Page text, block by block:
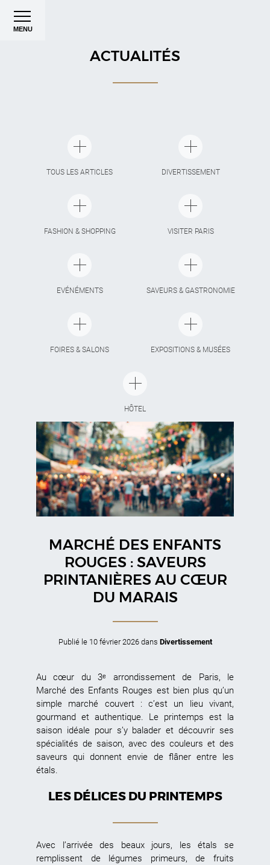
MENU
ACTUALITÉS
TOUS LES ARTICLES DIVERTISSEMENT
FASHION & SHOPPING VISITER PARIS
EVÉNÉMENTS SAVEURS & GASTRONOMIE
FOIRES & SALONS EXPOSITIONS & MUSÉES
HÔTEL
MARCHÉ DES ENFANTS
ROUGES : SAVEURS
PRINTANIÈRES AU CŒUR
DU MARAIS
Publié le 10 février 2026 dans Divertissement
Au cœur du 3ᵉ arrondissement de Paris, le
Marché des Enfants Rouges est bien plus qu’un
simple marché couvert : c’est un lieu vivant,
gourmand et authentique. Le printemps est la
saison idéale pour s’y balader et découvrir ses
spécialités de saison, avec des couleurs et des
saveurs qui donnent envie de flâner entre les
étals.
LES DÉLICES DU PRINTEMPS
Avec l’arrivée des beaux jours, les étals se
remplissent de légumes primeurs, de fruits